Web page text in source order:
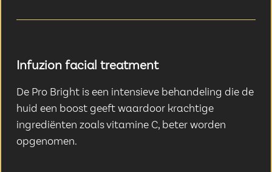
Infuzion facial treatment
De Pro Bright is een intensieve behandeling die de
huid een boost geeft waardoor krachtige
ingrediënten zoals vitamine C, beter worden
opgenomen.